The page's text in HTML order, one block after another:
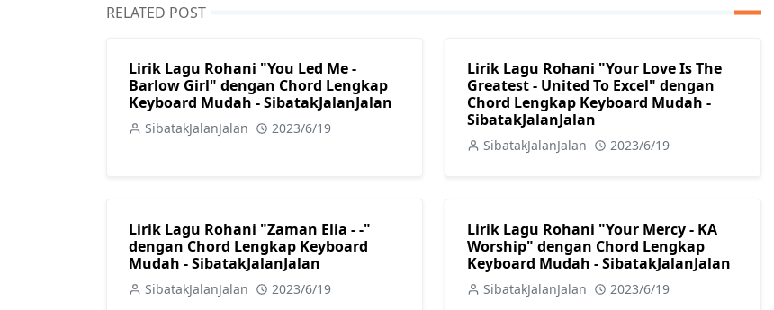
RELATED POST
Lirik Lagu Rohani "You Led Me -
Barlow Girl" dengan Chord Lengkap
Keyboard Mudah - SibatakJalanJalan
SibatakJalanJalan 2023/6/19
Lirik Lagu Rohani "Your Love Is The
Greatest - United To Excel" dengan
Chord Lengkap Keyboard Mudah -
SibatakJalanJalan
SibatakJalanJalan 2023/6/19
Lirik Lagu Rohani "Zaman Elia - -"
dengan Chord Lengkap Keyboard
Mudah - SibatakJalanJalan
SibatakJalanJalan 2023/6/19
Lirik Lagu Rohani "Your Mercy - KA
Worship" dengan Chord Lengkap
Keyboard Mudah - SibatakJalanJalan
SibatakJalanJalan 2023/6/19